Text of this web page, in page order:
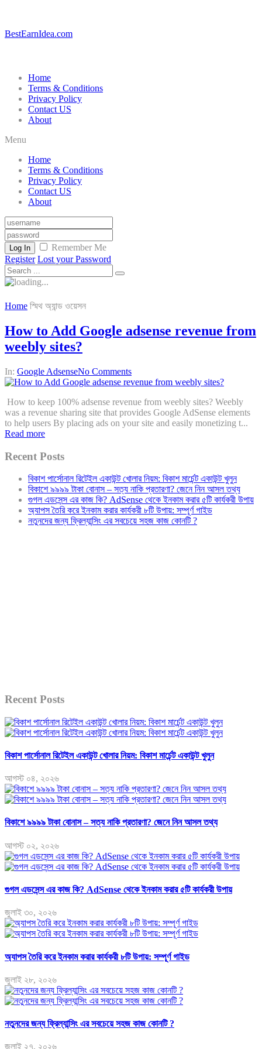
BestEarnIdea.com
Home
Terms & Conditions
Privacy Policy
Contact US
About
Menu
Home
Terms & Conditions
Privacy Policy
Contact US
About
Log In
Remember Me
Register Lost your Password
Home স্মিথ অ্যান্ড ওয়েসন
How to Add Google adsense revenue from
weebly sites?
In: Google AdsenseNo Comments
How to keep 100% adsense revenue from weebly sites? Weebly
was a revenue sharing site that provides Google AdSense elements
to help users By placing ads on your site and easily monetizing t...
Read more
Recent Posts
বিকাশ পার্সোনাল রিটেইল একাউন্ট খোলার নিয়ম: বিকাশ মার্চেন্ট একাউন্ট খুলুন
বিকাশে ৯৯৯৯ টাকা বোনাস – সত্য নাকি প্রতারণা? জেনে নিন আসল তথ্য
গুগল এডসেন্স এর কাজ কি? AdSense থেকে ইনকাম করার ৫টি কার্যকরী উপায়
অ্যাপস তৈরি করে ইনকাম করার কার্যকরী ৮টি উপায়: সম্পূর্ণ গাইড
নতুনদের জন্য ফ্রিল্যান্সিং এর সবচেয়ে সহজ কাজ কোনটি ?
Recent Posts
বিকাশ পার্সোনাল রিটেইল একাউন্ট খোলার নিয়ম: বিকাশ মার্চেন্ট একাউন্ট খুলুন
আগস্ট ০৪, ২০২৬
বিকাশে ৯৯৯৯ টাকা বোনাস – সত্য নাকি প্রতারণা? জেনে নিন আসল তথ্য
আগস্ট ০২, ২০২৬
গুগল এডসেন্স এর কাজ কি? AdSense থেকে ইনকাম করার ৫টি কার্যকরী উপায়
জুলাই ৩০, ২০২৬
অ্যাপস তৈরি করে ইনকাম করার কার্যকরী ৮টি উপায়: সম্পূর্ণ গাইড
জুলাই ২৮, ২০২৬
নতুনদের জন্য ফ্রিল্যান্সিং এর সবচেয়ে সহজ কাজ কোনটি ?
জুলাই ২৭, ২০২৬